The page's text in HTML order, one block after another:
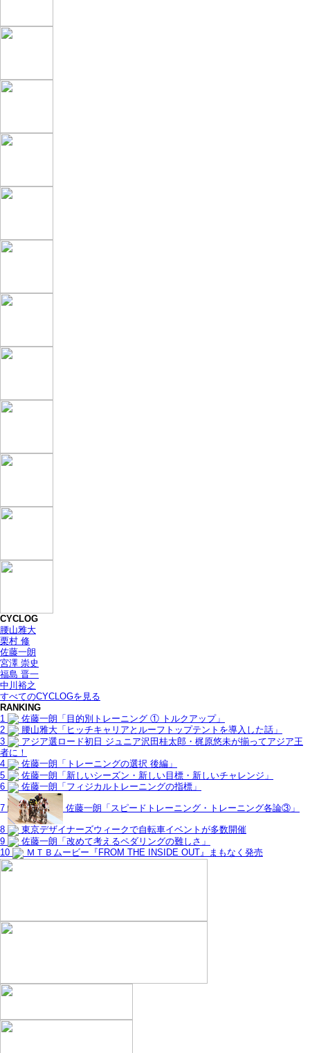
CYCLOG
腰山雅大
栗村 修
佐藤一朗
宮澤 崇史
福島 晋一
中川裕之
すべてのCYCLOGを見る
RANKING
1
佐藤一朗「目的別トレーニング ① トルクアップ」
2
腰山雅大「ヒッチキャリアとルーフトップテントを導入した話」
3
アジア選ロード初日 ジュニア沢田桂太郎・梶原悠未が揃ってアジア王
者に！
4
佐藤一朗「トレーニングの選択 後編」
5
佐藤一朗「新しいシーズン・新しい目標・新しいチャレンジ」
6
佐藤一朗「フィジカルトレーニングの指標」
7 佐藤一朗「スピードトレーニング・トレーニング各論③」
8
東京デザイナーズウィークで自転車イベントが多数開催
9
佐藤一朗「改めて考えるペダリングの難しさ」
10
ＭＴＢムービー『FROM THE INSIDE OUT』まもなく発売